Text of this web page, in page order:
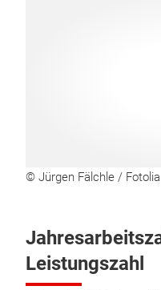
© Jürgen Fälchle / Fotolia
Leistungszahl